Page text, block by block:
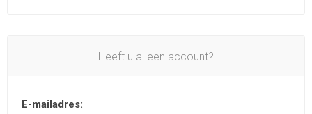
Heeft u al een account?
E-mailadres: